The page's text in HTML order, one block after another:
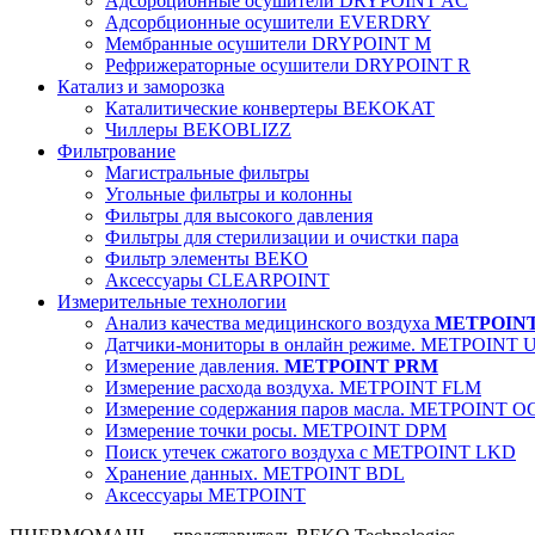
Адсорбционные осушители EVERDRY
Мембранные осушители DRYPOINT M
Рефрижераторные осушители DRYPOINT R
Катализ и заморозка
Каталитические конвертеры BEKOKAT
Чиллеры BEKOBLIZZ
Фильтрование
Магистральные фильтры
Угольные фильтры и колонны
Фильтры для высокого давления
Фильтры для стерилизации и очистки пара
Фильтр элементы BEKO
Аксессуары CLEARPOINT
Измерительные технологии
Анализ качества медицинского воздуха
Датчики-мониторы в онлайн режиме. METPOINT
Измерение давления. METPOINT PRM
Измерение расхода воздуха. METPOINT FLM
Измерение содержания паров масла. METPOINT
Измерение точки росы. METPOINT DPM
Поиск утечек сжатого воздуха с METPOINT LKD
Хранение данных. METPOINT BDL
Аксессуары METPOINT